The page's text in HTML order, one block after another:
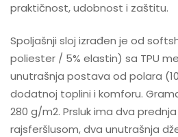
praktičnost, udobnost i zaštitu.
Spoljašnji sloj izrađen je od
poliester / 5% elastin) sa TPU
unutrašnja postava od polara
dodatnoj toplini i komforu.
280 g/m2. Prsluk ima dva
rajsferšlusom, dva unutrašnja